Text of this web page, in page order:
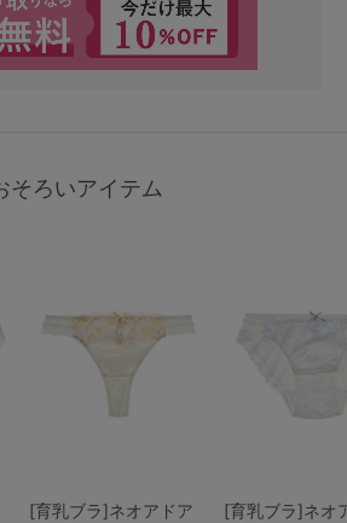
そろいアイテム
[育乳ブラ]ネオアドア
[育乳ブラ]ネオ